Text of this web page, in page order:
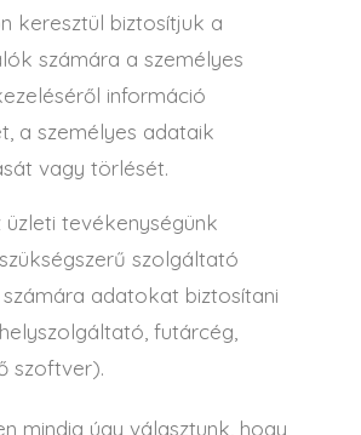
keresztül biztosítjuk a
számára a személyes
információ
a személyes adataik
vagy törlését.
üzleti tevékenységünk
szolgáltató
adatokat biztosítani
futárcég,
szoftver).
mindig úgy választunk, hogy